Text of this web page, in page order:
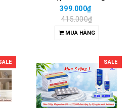
399.000₫
415.000₫
MUA HÀNG
SALE